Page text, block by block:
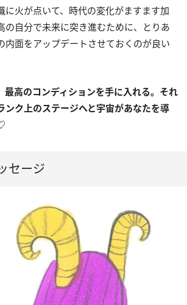
に火が点いて、時代の変化がますます加
自分で未来に突き進むために、とりあ
内面をアップデートさせておくのが良い
最高のコンディションを手に入れる。それ
ンク上のステージへと宇宙があなたを導
セージ